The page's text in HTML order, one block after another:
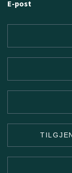
E-post